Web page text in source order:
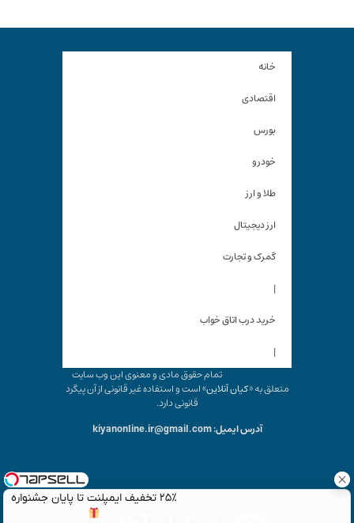
۲۵٪ تخفیف ایمپلنت تا پایان جشنواره
خانه
اقتصادی
بورس
خودرو
طلا و ارز
ارز دیجیتال
گمرک و تجارت
|
خرید درب اتاق خواب
|
تمام حقوق مادی و معنوی این وب سایت
متعلق به «کیان آنلاین» است و استفاده غیر قانونی از آن پیگرد
قانونی دارد.
آدرس ایمیل: kiyanonline.ir@gmail.com